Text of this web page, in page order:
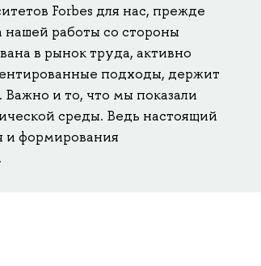
Forbes для нас, прежде
нашей работы со стороны
в рынок труда, активно
подходы, держит
и то, что мы показали
среды. Ведь настоящий
и формирования